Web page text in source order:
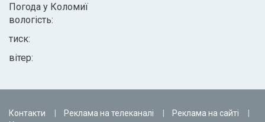
Погода у Коломиї
вологість:
тиск:
вітер:
Контакти Реклама на телеканалі
Реклама на сайті